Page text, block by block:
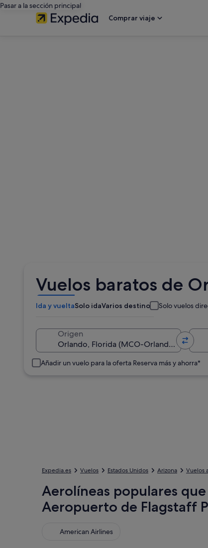
Pasar a la sección principal
Comprar viaje
Vuelos baratos de
Ida y vueltaSolo idaVarios destinos Solo vuelos
Origen
Añadir un vuelo para la oferta Reserva más y ahorra*
Expedia.es Vuelos Estados Unidos Arizona Vuelos
Aerolíneas populares
Aeropuerto de Flagstaff
American Airlines
American Airlines